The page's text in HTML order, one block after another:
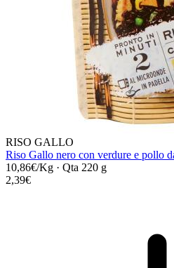
RISO GALLO
Riso Gallo nero con verdure e pollo
10,86€/Kg · Qta 220 g
2,39€